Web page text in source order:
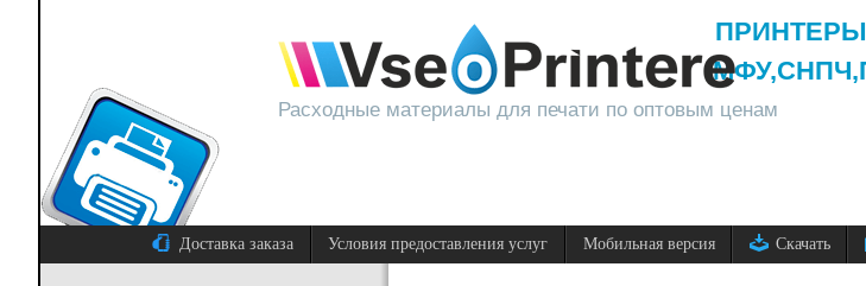
Расходные материалы для печати по оптовым ценам
ПРИНТЕРЫ
МФУ,СНПЧ,
Доставка заказа Условия предоставления услуг Мобильная версия Скачать